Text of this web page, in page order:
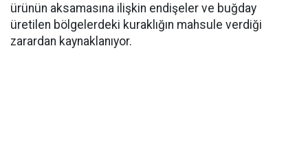
ürünün aksamasına ilişkin endişeler ve buğday
üretilen bölgelerdeki kuraklığın mahsule verdiği
zarardan kaynaklanıyor.